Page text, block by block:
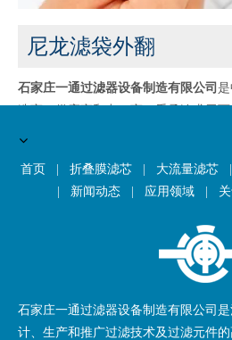
尼龙滤袋外翻
石家庄一通过滤器设备制造有限公司
的。当然，也是必不可少的是我们完
尼龙滤袋外翻服务感兴趣，您可以
首页 折叠膜滤芯 大流量滤芯
新闻动态 应用领域
石家庄一通过滤器设备制造有限公司
计、生产和推广过滤技术及过滤元件的